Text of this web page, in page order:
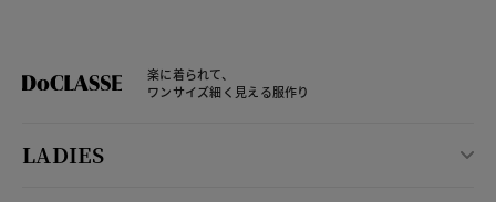
楽に着られて、
ワンサイズ細く見える服作り
LADIES